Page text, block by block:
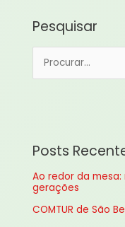
Pesquisar
i
s
a
r
Posts
Ao redor da
gerações
COMTUR de São